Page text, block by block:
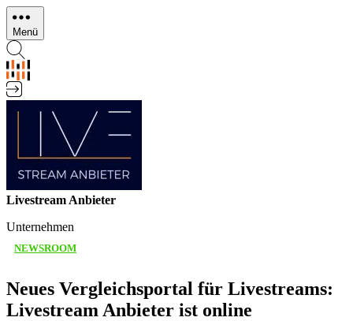
Direkt
zum
Inhalt
Menü
Livestream Anbieter
Unternehmen
NEWSROOM
Neues Vergleichsportal für Livestreams:
Livestream Anbieter ist online